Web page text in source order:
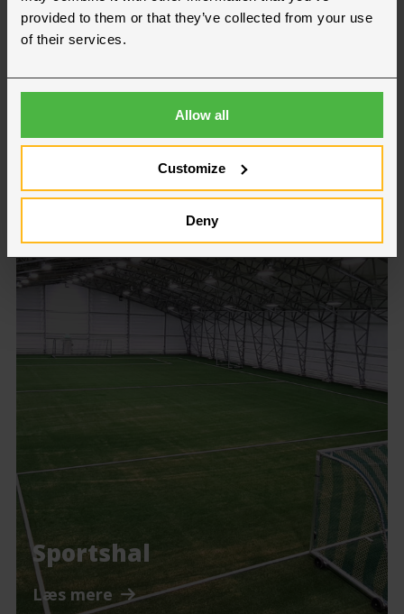
provided to them or that they’ve collected from your use
of their services.
Allow all
Customize
Deny
Idrætshal
Læs mere
Sportshal
Læs mere